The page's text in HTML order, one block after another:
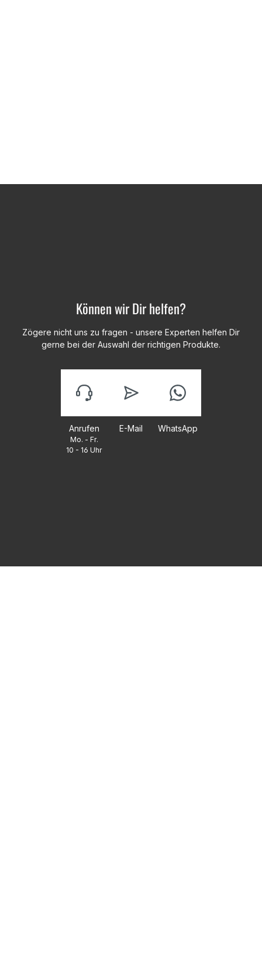
Können wir Dir helfen?
Zögere nicht uns zu fragen - unsere Experten helfen Dir
gerne bei der Auswahl der richtigen Produkte.
Anrufen
Mo. - Fr.
10 - 16 Uhr
E-Mail WhatsApp